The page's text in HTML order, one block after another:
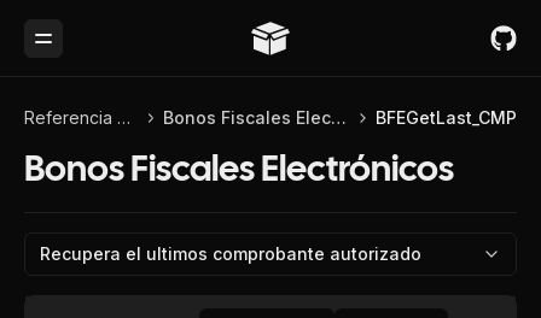
Toggle Menu
Referencia de API Bonos Fiscales Electrónicos BFEGetLast_CMP
Bonos Fiscales Electrónicos
Recupera el ultimos comprobante autorizado